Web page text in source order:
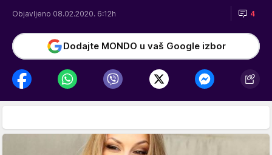
Objavljeno 08.02.2020. 6:12h 4
Dodajte MONDO u vaš Google izbor